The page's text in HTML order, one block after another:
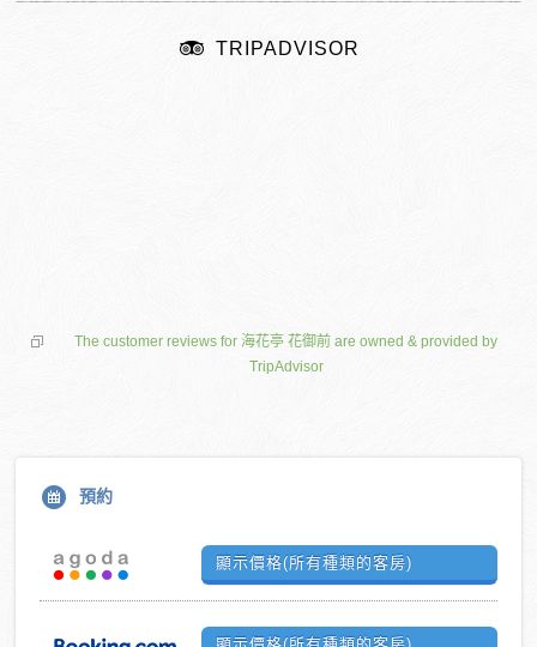
TRIPADVISOR
The customer reviews for 海花亭 花御前 are owned & provided by
TripAdvisor
預約
顯示價格(所有種類的客房)